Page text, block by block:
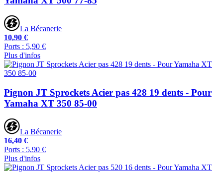
La Bécanerie
10,90 €
Ports : 5,90 €
Plus d'infos
Pignon JT Sprockets Acier pas 428 19 dents - Pour
Yamaha XT 350 85-00
La Bécanerie
16,40 €
Ports : 5,90 €
Plus d'infos